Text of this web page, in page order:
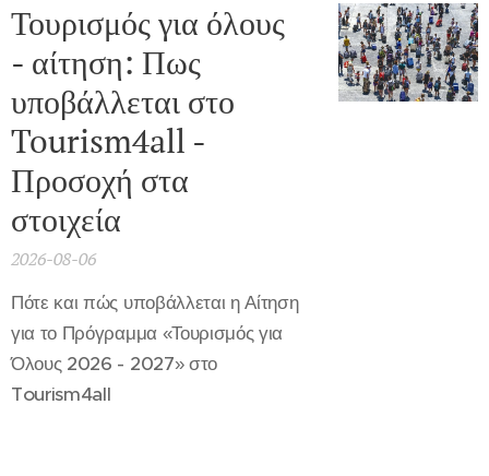
Τουρισμός για όλους
- αίτηση: Πως
υποβάλλεται στο
Tourism4all -
Προσοχή στα
στοιχεία
2026-08-06
Πότε και πώς υποβάλλεται η Αίτηση
για το Πρόγραμμα «Τουρισμός για
Όλους 2026 - 2027» στο
Tourism4all